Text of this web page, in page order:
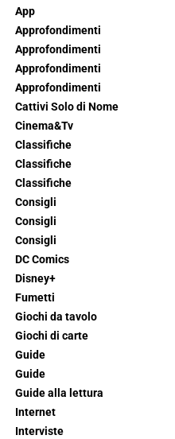
App
Approfondimenti
Approfondimenti
Approfondimenti
Approfondimenti
Cattivi Solo di Nome
Cinema&Tv
Classifiche
Classifiche
Classifiche
Consigli
Consigli
Consigli
DC Comics
Disney+
Fumetti
Giochi da tavolo
Giochi di carte
Guide
Guide
Guide alla lettura
Internet
Interviste